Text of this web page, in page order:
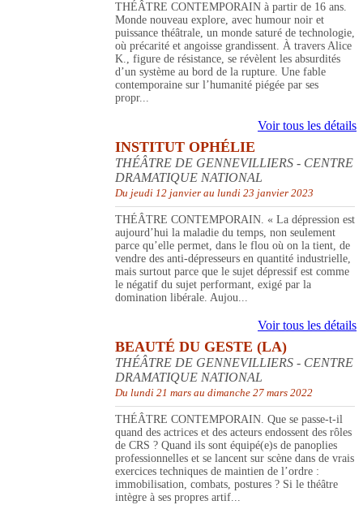
THÉÂTRE CONTEMPORAIN à partir de 16 ans.
Monde nouveau explore, avec humour noir et
puissance théâtrale, un monde saturé de technologie,
où précarité et angoisse grandissent. À travers Alice
K., figure de résistance, se révèlent les absurdités
d’un système au bord de la rupture. Une fable
contemporaine sur l’humanité piégée par ses
propr...
Voir tous les détails
INSTITUT OPHÉLIE
THÉÂTRE DE GENNEVILLIERS - CENTRE
DRAMATIQUE NATIONAL
Du jeudi 12 janvier au lundi 23 janvier 2023
THÉÂTRE CONTEMPORAIN. « La dépression est
aujourd’hui la maladie du temps, non seulement
parce qu’elle permet, dans le flou où on la tient, de
vendre des anti-dépresseurs en quantité industrielle,
mais surtout parce que le sujet dépressif est comme
le négatif du sujet performant, exigé par la
domination libérale. Aujou...
Voir tous les détails
BEAUTÉ DU GESTE (LA)
THÉÂTRE DE GENNEVILLIERS - CENTRE
DRAMATIQUE NATIONAL
Du lundi 21 mars au dimanche 27 mars 2022
THÉÂTRE CONTEMPORAIN. Que se passe-t-il
quand des actrices et des acteurs endossent des rôles
de CRS ? Quand ils sont équipé(e)s de panoplies
professionnelles et se lancent sur scène dans de vrais
exercices techniques de maintien de l’ordre :
immobilisation, combats, postures ? Si le théâtre
intègre à ses propres artif...